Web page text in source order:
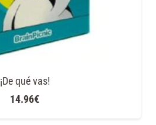
¡De qué vas!
14.96€